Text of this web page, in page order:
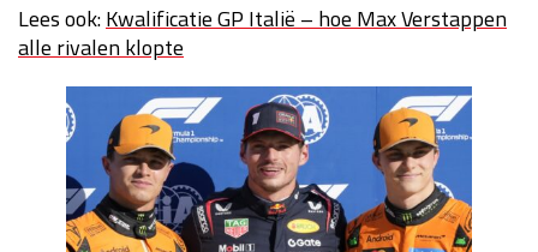
Lees ook:Kwalificatie GP Italië – hoe Max Verstappen
alle rivalen klopte